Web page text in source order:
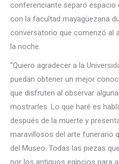
conferenciante separó
con la facultad mayagüezana
conversatorio que comenzó al
la noche.
“Quiero agradecer a la
puedan obtener un mejor
que disfruten al observar
mostrarles. Lo que haré es
después de la muerte y
maravillosos del arte funerario
del Museo. Todas las piezas
por los antiguos egipcios para